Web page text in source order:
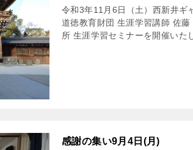
令和3年11月6日（土）西新井ギ
道徳教育財団 生涯学習講師 佐
所 生涯学習セミナーを開催い
感謝の集い9月4日(月)